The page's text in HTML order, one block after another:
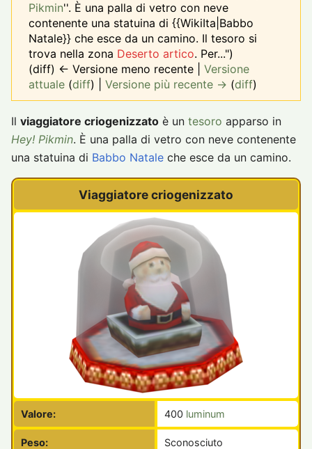
Pikmin''. È una palla di vetro con neve
contenente una statuina di {{WikiIta|Babbo
Natale}} che esce da un camino. Il tesoro si
trova nella zona Deserto artico. Per...")
(diff) ← Versione meno recente | Versione
attuale (diff) | Versione più recente → (diff)
Il viaggiatore criogenizzato è un tesoro apparso in
Hey! Pikmin. È una palla di vetro con neve contenente
una statuina di Babbo Natale che esce da un camino.
Viaggiatore criogenizzato
Valore: 400 luminum
Peso: Sconosciuto